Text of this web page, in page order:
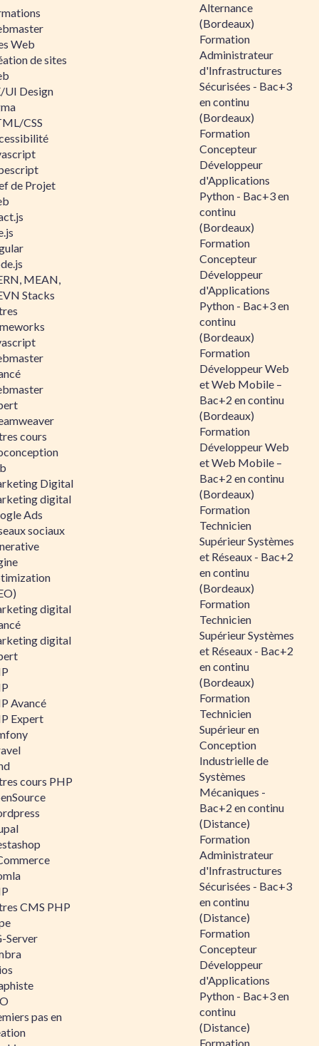
Web
de sites
UI Design
CSS
de Projet
MEAN,
Stacks
cours
Digital
digital
Ads
sociaux
digital
digital
Avancé
Expert
cours PHP
CMS PHP
Server
pas en
Alternance
(Bordeaux)
Formation
Administrateur
d'Infrastructures
Sécurisées - Bac+3
en continu
(Bordeaux)
Formation
Concepteur
Développeur
d'Applications
Python - Bac+3 en
continu
(Bordeaux)
Formation
Concepteur
Développeur
d'Applications
Python - Bac+3 en
continu
(Bordeaux)
Formation
Développeur Web
et Web Mobile –
Bac+2 en continu
(Bordeaux)
Formation
Développeur Web
et Web Mobile –
Bac+2 en continu
(Bordeaux)
Formation
Technicien
Supérieur Systèmes
et Réseaux - Bac+2
en continu
(Bordeaux)
Formation
Technicien
Supérieur Systèmes
et Réseaux - Bac+2
en continu
(Bordeaux)
Formation
Technicien
Supérieur en
Conception
Industrielle de
Systèmes
Mécaniques -
Bac+2 en continu
(Distance)
Formation
Administrateur
d'Infrastructures
Sécurisées - Bac+3
en continu
(Distance)
Formation
Concepteur
Développeur
d'Applications
Python - Bac+3 en
continu
(Distance)
Formation